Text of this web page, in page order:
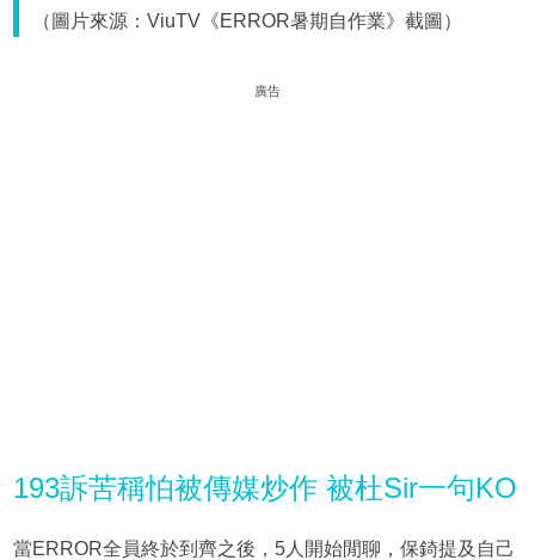
（圖片來源：ViuTV《ERROR暑期自作業》截圖）
廣告
193訴苦稱怕被傳媒炒作 被杜Sir一句KO
當ERROR全員終於到齊之後，5人開始閒聊，保錡提及自己